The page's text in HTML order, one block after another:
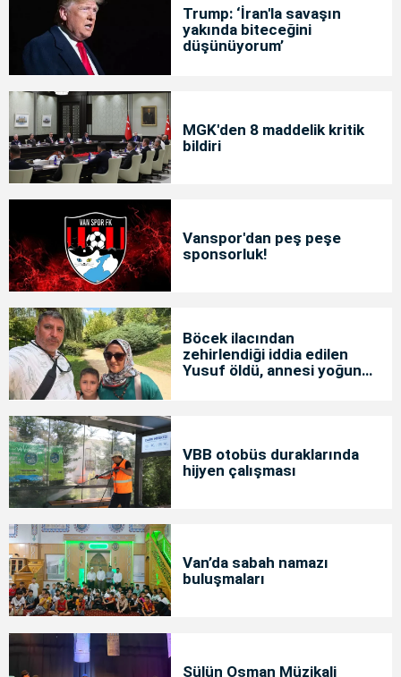
Trump: ‘İran'la savaşın
yakında biteceğini
düşünüyorum’
MGK'den 8 maddelik kritik
bildiri
Vanspor'dan peş peşe
sponsorluk!
Böcek ilacından
zehirlendiği iddia edilen
Yusuf öldü, annesi yoğun
VBB otobüs duraklarında
hijyen çalışması
Van’da sabah namazı
buluşmaları
Sülün Osman Müzikali